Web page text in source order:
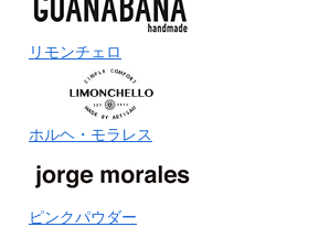
リモンチェロ
ホルヘ・モラレス
ピンクパウダー